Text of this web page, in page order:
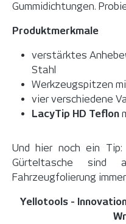
Gummidichtungen.
Produktmerkmale
verstärktes
Stahl
Werkzeugspitzen
vier verschiedene
LacyTip HD Teflon
Und hier noch ein
Gürteltasche sind
Fahrzeugfolierung
Yellotools -